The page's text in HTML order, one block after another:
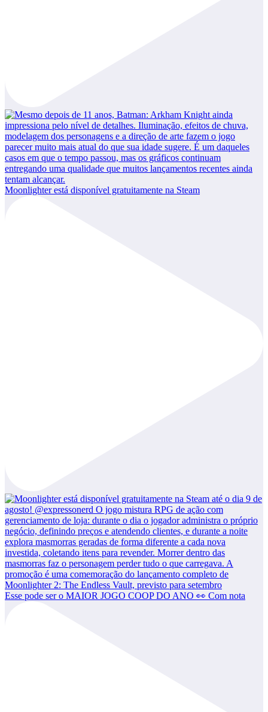
Moonlighter está disponível gratuitamente na Steam
Esse pode ser o MAIOR JOGO COOP DO ANO 👀 Com nota